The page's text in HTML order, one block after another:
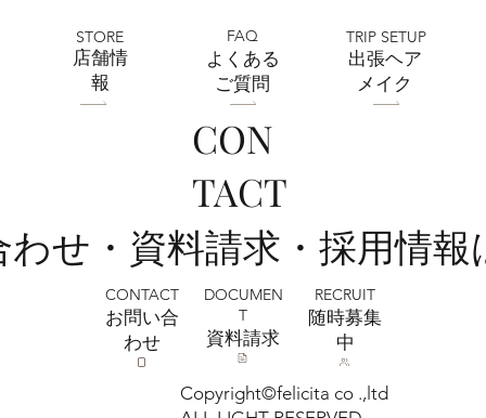
全店舗 ★ゴールデンウィークの営業に
Copyright©felicita co .,ltd
CON
TACT
せ・資料請求・採用情
CONTACT
お問い合
わせ
DOCUMEN
T
​資料請求
RECRUIT
​随時募集
中
STORE
​店舗情
報
FAQ
よくある
ご質問
TRIP SETUP
出張ヘア
メイク